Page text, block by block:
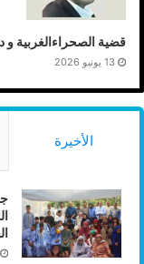
قضية الصحراءالغربية
13 يونيو 2026
الأخيرة